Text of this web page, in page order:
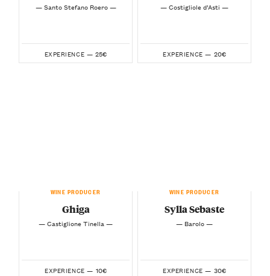
— Santo Stefano Roero —
EXPERIENCE — 25€
— Costigliole d’Asti —
EXPERIENCE — 20€
WINE PRODUCER
Ghiga
— Castiglione Tinella —
EXPERIENCE — 10€
WINE PRODUCER
Sylla Sebaste
— Barolo —
EXPERIENCE — 30€